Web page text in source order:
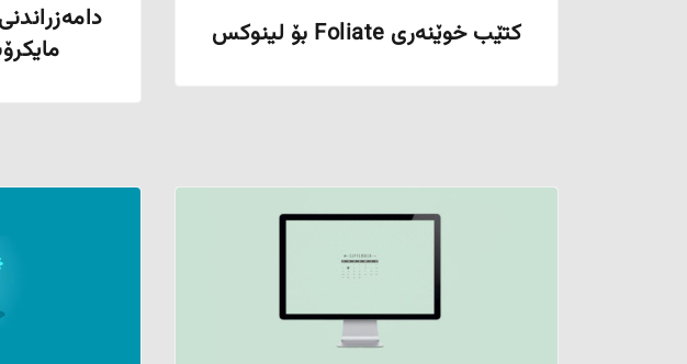
کتێب خوێنەری Foliate بۆ لینوکس